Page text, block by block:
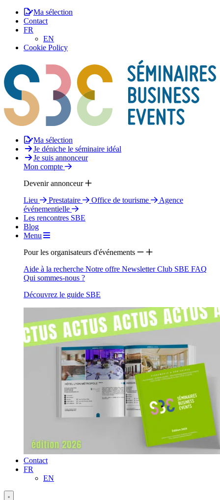
Ma sélection
Contact
FR
EN
Cookie Policy
Ma sélection
Je déniche le séminaire idéal
Je suis annonceur
Mon compte
Devenir annonceur
Lieu
Prestataire Office de tourisme
Agence
événementielle
Les rencontres SBE
Blog
Menu
Pour les organisateurs d'événements
Aide à la recherche Notre offre NewsletterClub SBE FAQ
Qui sommes-nous ?
Découvrez le guide SBE
Contact
FR
EN